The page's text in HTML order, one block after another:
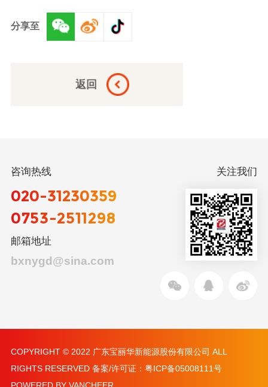
分享至
返回
咨询热线
020-31230359
0753-2511298
邮箱地址
bxnygd@sina.com
关注我们
COPYRIGHT © 2022 广东宝丽华新能源股份有限公司 ALL
RIGHTS RESERVED 备案/许可证： 粤ICP备05008111号
POWERED BY VANCHEER